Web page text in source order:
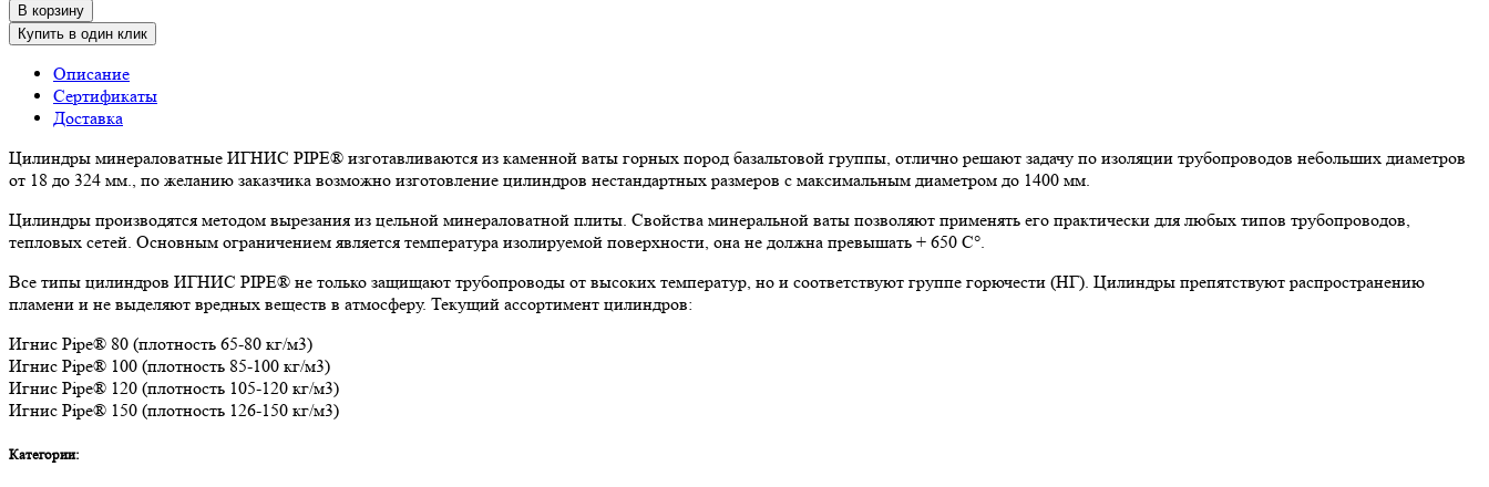
В корзину
Купить в один клик
Описание
Сертификаты
Доставка
Цилиндры минераловатные ИГНИС PIPE® изготавливаются из каменной ваты горных пород базальтовой группы, отлично решают задачу по изоляции трубопроводов небольших диаметров
от 18 до 324 мм., по желанию заказчика возможно изготовление цилиндров нестандартных размеров с максимальным диаметром до 1400 мм.
Цилиндры производятся методом вырезания из цельной минераловатной плиты. Свойства минеральной ваты позволяют применять его практически для любых типов трубопроводов,
тепловых сетей. Основным ограничением является температура изолируемой поверхности, она не должна превышать + 650 C°.
Все типы цилиндров ИГНИС PIPE® не только защищают трубопроводы от высоких температур, но и соответствуют группе горючести (НГ). Цилиндры препятствуют распространению
пламени и не выделяют вредных веществ в атмосферу. Текущий ассортимент цилиндров:
Игнис Pipe® 80 (плотность 65-80 кг/м3)
Игнис Pipe® 100 (плотность 85-100 кг/м3)
Игнис Pipe® 120 (плотность 105-120 кг/м3)
Игнис Pipe® 150 (плотность 126-150 кг/м3)
Категории: